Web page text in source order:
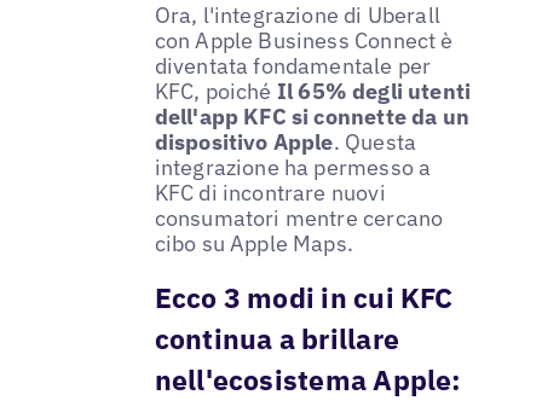
Ora, l'integrazione di Uberall
con Apple Business Connect è
diventata fondamentale per
KFC, poiché Il 65% degli utenti
dell'app KFC si connette da un
dispositivo Apple. Questa
integrazione ha permesso a
KFC di incontrare nuovi
consumatori mentre cercano
cibo su Apple Maps.
Ecco 3 modi in cui KFC
continua a brillare
nell'ecosistema Apple: